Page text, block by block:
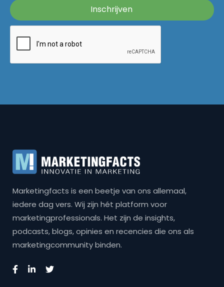
Marketingfacts is een beetje van ons allemaal,
iedere dag vers. Wij zijn hét platform voor
marketingprofessionals. Het zijn de insights,
podcasts, blogs, opinies en recencies die ons als
marketingcommunity binden.